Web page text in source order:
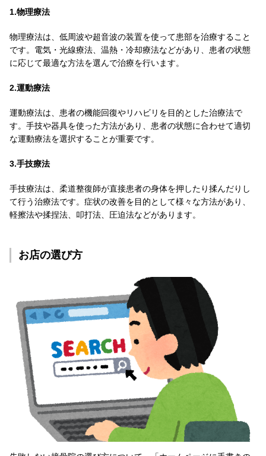
1.物理療法
物理療法は、低周波や超音波の装置を使って患部を治療すること
です。電気・光線療法、温熱・冷却療法などがあり、患者の状態
に応じて最適な方法を選んで治療を行います。
2.運動療法
運動療法は、患者の機能回復やリハビリを目的とした治療法で
す。手技や器具を使った方法があり、患者の状態に合わせて適切
な運動療法を選択することが重要です。
3.手技療法
手技療法は、柔道整復師が直接患者の身体を押したり揉んだりし
て行う治療法です。症状の改善を目的として様々な方法があり、
軽擦法や揉捏法、叩打法、圧迫法などがあります。
お店の選び方